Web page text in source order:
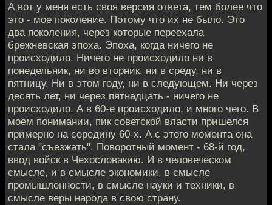
А вот у меня есть своя версия ответа, тем более что
это - мое поколение. Потому что их не было. Это
два поколения, через которые переехала
брежневская эпоха. Эпоха, когда ничего не
происходило. Ничего не происходило ни в
понедельник, ни во вторник, ни в среду, ни в
пятницу. Ни в этом году, ни в следующем. Ни через
десять лет, ни через пятнадцать - ничего не
происходило. А в 60-е происходило, и много чего. В
моем понимании, пик советской власти пришелся
примерно на середину 60-х. А с этого момента она
стала "съезжать". Поворотный момент - 68-й год,
ввод войск в Чехословакию. И в человеческом
смысле, и в смысле экономики, в смысле
промышленности, в смысле науки и техники, в
смысле веры народа в свою страну.